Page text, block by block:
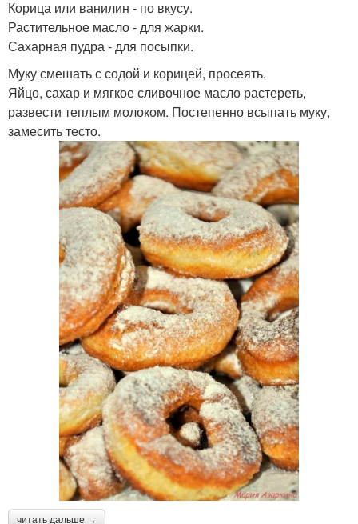
Корица или ванилин - по вкусу.
Растительное масло - для жарки.
Сахарная пудра - для посыпки.
Муку смешать с содой и корицей, просеять.
Яйцо, сахар и мягкое сливочное масло растереть,
развести теплым молоком. Постепенно всыпать муку,
замесить тесто.
читать дальше →